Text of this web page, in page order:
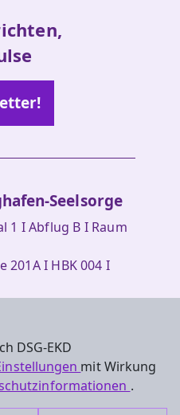
DSG-EKD
mit Wirkung
.
Seelsorge
1 I Abflug B I Raum
201A I HBK 004 I